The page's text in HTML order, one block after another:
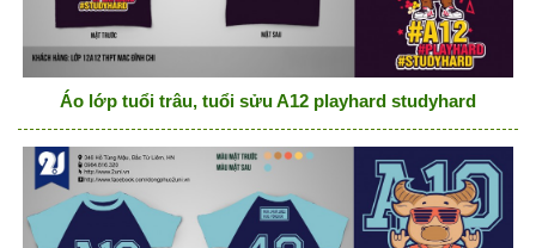
Áo lớp tuổi trâu, tuổi sửu A12 playhard studyhard